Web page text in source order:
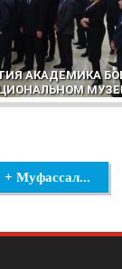
АКАДЕМИКА
ОТКРЫЛАСЬ
+ Муфассал...